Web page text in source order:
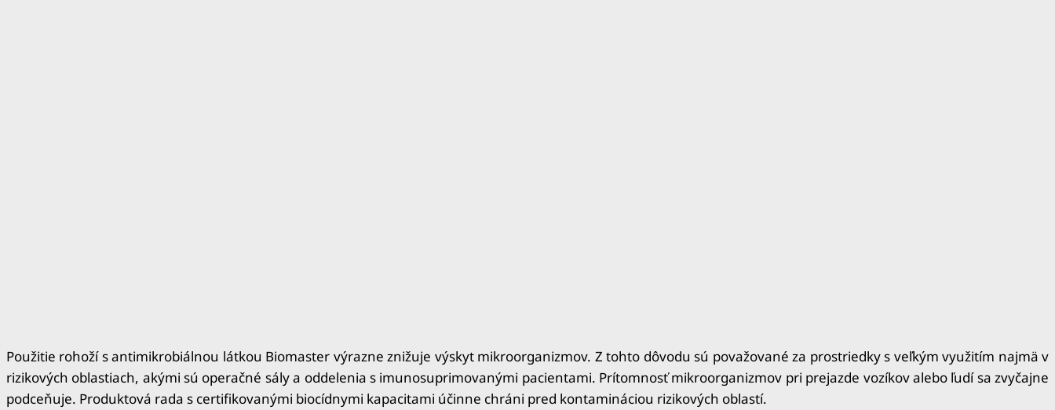
rizikových oblastiach, akými sú operačné sály a oddelenia s imunosuprimovanými pacientami. Prítomnosť mikroorganizmov pri prejazde vozíkov alebo ľudí sa zvyčajne
podceňuje. Produktová rada s certifikovanými biocídnymi kapacitami účinne chráni pred kontamináciou rizikových oblastí.